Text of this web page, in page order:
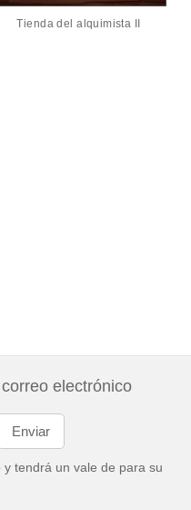
Tienda del alquimista II
electrónico
tendrá un vale de para su